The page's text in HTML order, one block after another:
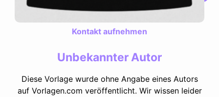
Kontakt aufnehmen
Unbekannter Autor
Diese Vorlage wurde ohne Angabe eines Autors
auf Vorlagen.com veröffentlicht. Wir wissen leider